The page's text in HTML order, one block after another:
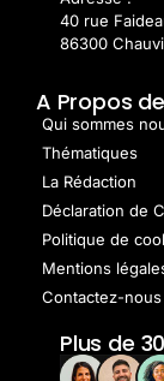
40 rue
86300
A Propos
Qui sommes
Thématiques
La Rédaction
Déclaration de
Politique de
Mentions
Contactez-nous
Plus de